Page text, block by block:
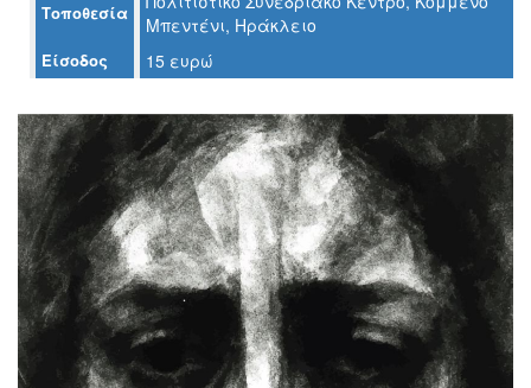
ΤΟΠΟΣ
ΜΑΣ
ΔΗΜΟΣ
ΠΟΛΙΤΙΣΜΟΣ
ΑΝΘΕΚΤΙΚΗ
ΠΟΛΗ
Τοποθεσία
Μπεντένι, Ηράκλειο
Είσοδος 15 ευρώ